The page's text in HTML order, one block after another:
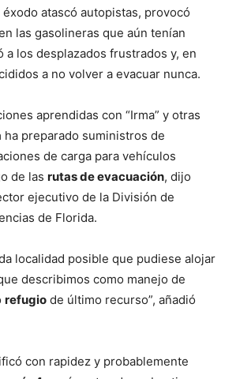
éxodo atascó autopistas, provocó
las gasolineras que aún tenían
a los desplazados frustrados y, en
a no volver a evacuar nunca.
aprendidas con “Irma” y otras
ha preparado suministros de
de carga para vehículos
de las rutas de evacuación, dijo
ejecutivo de la División de
de Florida.
localidad posible que pudiese alojar
describimos como manejo de
refugio de último recurso”, añadió
con rapidez y probablemente